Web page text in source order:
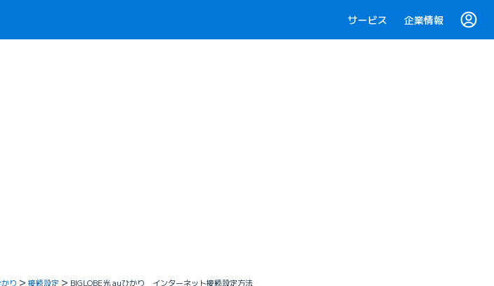
サービス 企業情報
り 接続設定 BIGLOBE光 auひかり インターネット接続設定方法